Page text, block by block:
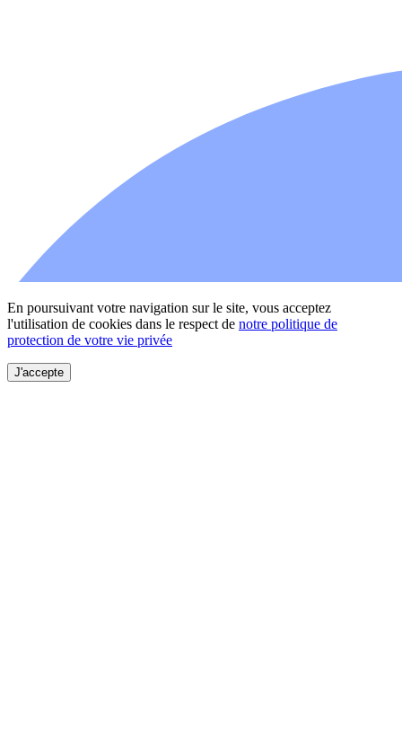
En poursuivant votre navigation sur le site, vous acceptez
l'utilisation de cookies dans le respect de notre politique de
protection de votre vie privée
J'accepte